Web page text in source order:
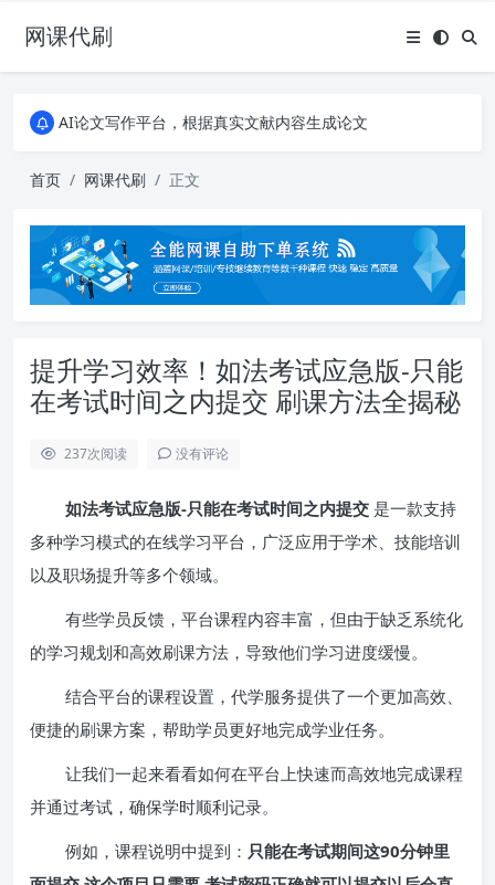
网课代刷
AI论文写作平台，根据真实文献内容生成论文
AI论文写作平台，根据真实文献内容生成论文
首页
网课代刷 正文
提升学习效率！如法考试应急版-只能
在考试时间之内提交 刷课方法全揭秘
237次阅读 没有评论
如法考试应急版-只能在考试时间之内提交 是一款支持
多种学习模式的在线学习平台，广泛应用于学术、技能培训
以及职场提升等多个领域。
有些学员反馈，平台课程内容丰富，但由于缺乏系统化
的学习规划和高效刷课方法，导致他们学习进度缓慢。
结合平台的课程设置，代学服务提供了一个更加高效、
便捷的刷课方案，帮助学员更好地完成学业任务。
让我们一起来看看如何在平台上快速而高效地完成课程
并通过考试，确保学时顺利记录。
例如，课程说明中提到： 只能在考试期间这90分钟里